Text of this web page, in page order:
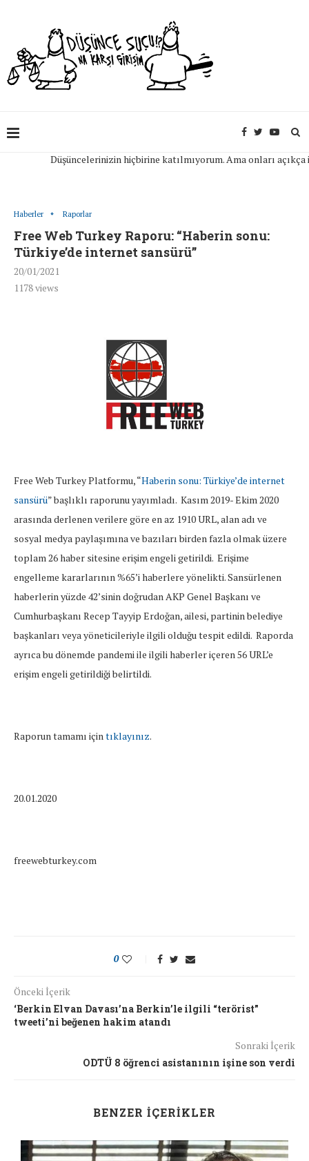
Düşüncelerinizin hiçbirine katılmıyorum. Ama onları açıkça
Haberler Raporlar
Free Web Turkey Raporu: “Haberin sonu:
Türkiye’de internet sansürü”
20/01/2021
1178views
Free Web Turkey Platformu, “Haberin sonu: Türkiye’de internet
sansürü” başlıklı raporunu yayımladı. Kasım 2019- Ekim 2020
arasında derlenen verilere göre en az 1910 URL, alan adı ve
sosyal medya paylaşımına ve bazıları birden fazla olmak üzere
toplam 26 haber sitesine erişim engeli getirildi. Erişime
engelleme kararlarının %65’i haberlere yönelikti. Sansürlenen
haberlerin yüzde 42’sinin doğrudan AKP Genel Başkanı ve
Cumhurbaşkanı Recep Tayyip Erdoğan, ailesi, partinin belediye
başkanları veya yöneticileriyle ilgili olduğu tespit edildi. Raporda
ayrıca bu dönemde pandemi ile ilgili haberler içeren 56 URL’e
erişim engeli getirildiği belirtildi.
Raporun tamamı içintıklayınız.
20.01.2020
freewebturkey.com
0
Önceki İçerik
‘Berkin Elvan Davası’na Berkin’le ilgili “terörist”
tweeti’ni beğenen hakim atandı
Sonraki İçerik
ODTÜ 8 öğrenci asistanının işine son verdi
BENZER İÇERIKLER